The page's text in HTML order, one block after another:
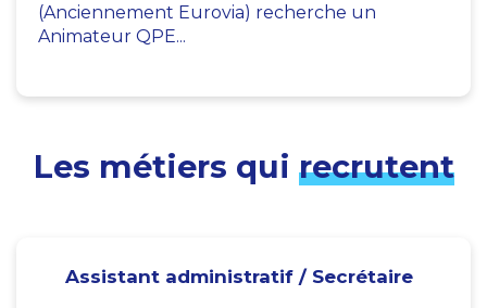
(Anciennement Eurovia) recherche un
Animateur QPE...
Les métiers qui recrutent
Assistant administratif / Secrétaire